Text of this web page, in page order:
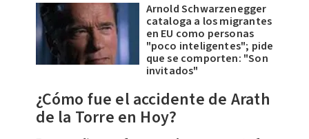
Arnold Schwarzenegger
cataloga a los migrantes
en EU como personas
"poco inteligentes"; pide
que se comporten: "Son
invitados"
¿Cómo fue el accidente de Arath
de la Torre en Hoy?